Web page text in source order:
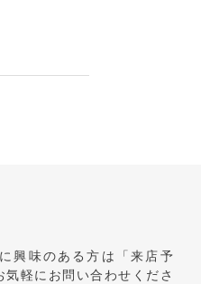
興味のある方は 「来店予
軽にお問い合わせくださ